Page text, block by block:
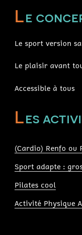
Le
Le sport version
Le plaisir avant
Accessible à tous
Les
(Cardio) Renfo ou
Sport adapte :
Pilates cool
Activité Physique